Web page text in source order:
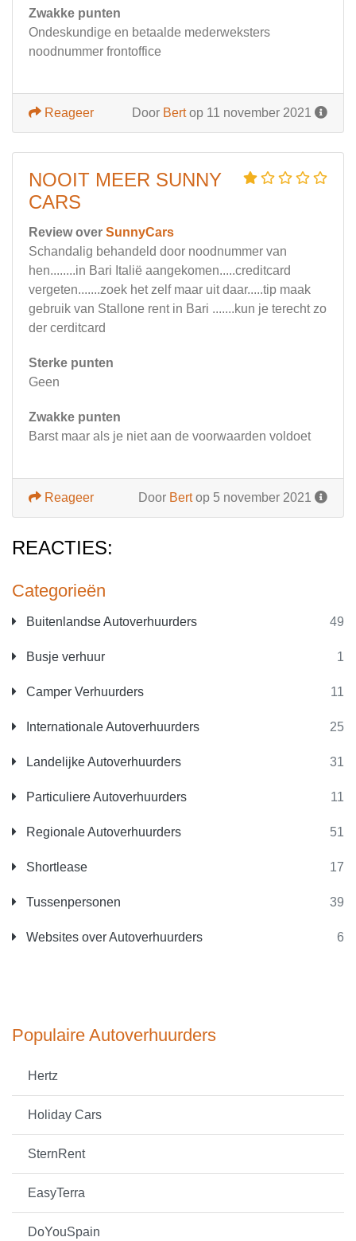
Categorieën
Buitenlandse Autoverhuurders 49
Busje verhuur 1
Camper Verhuurders 11
Internationale Autoverhuurders 25
Landelijke Autoverhuurders 31
Particuliere Autoverhuurders 11
Regionale Autoverhuurders 51
Shortlease 17
Tussenpersonen 39
Websites over Autoverhuurders 6
Populaire Autoverhuurders
Hertz
Holiday Cars
SternRent
EasyTerra
DoYouSpain
Zwakke punten
Ondeskundige en betaalde mederweksters
noodnummer frontoffice
Door Bertop 11 november 2021
Reageer
NOOIT MEER SUNNY
CARS
Review over SunnyCars
Schandalig behandeld door noodnummer van
hen........in Bari Italië aangekomen.....creditcard
vergeten.......zoek het zelf maar uit daar.....tip maak
gebruik van Stallone rent in Bari .......kun je terecht zo
der cerditcard
Sterke punten
Geen
Zwakke punten
Barst maar als je niet aan de voorwaarden voldoet
Door Bertop 5 november 2021
Reageer
REACTIES: